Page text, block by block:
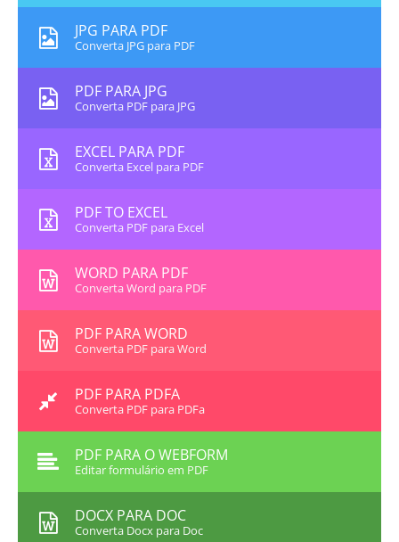
JPG PARA PDF
Converta JPG para PDF
PDF PARA JPG
Converta PDF para JPG
EXCEL PARA PDF
Converta Excel para PDF
PDF TO EXCEL
Converta PDF para Excel
WORD PARA PDF
Converta Word para PDF
PDF PARA WORD
Converta PDF para Word
PDF PARA PDFA
Converta PDF para PDFa
PDF PARA O WEBFORM
Editar formulário em PDF
DOCX PARA DOC
Converta Docx para Doc